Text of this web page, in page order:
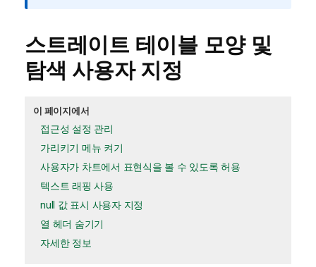
스트레이트 테이블 모양 및
탐색 사용자 지정
이 페이지에서
접근성 설정 관리
가리키기 메뉴 켜기
사용자가 차트에서 표현식을 볼 수 있도록 허용
텍스트 래핑 사용
null 값 표시 사용자 지정
열 헤더 숨기기
자세한 정보